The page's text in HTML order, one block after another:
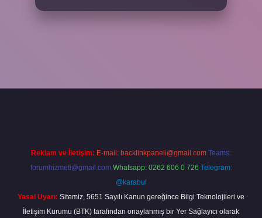
Reklam ve İletişim: E-mail: backlinkpaneli@gmail.com Teams:
forumhizmeti@gmail.com Whatsapp: 0262 606 0 726 Telegram:
@karabul
Yasal Uyarı: Sitemiz, 5651 Sayılı Kanun gereğince Bilgi Teknolojileri ve
İletişim Kurumu (BTK) tarafından onaylanmış bir Yer Sağlayıcı olarak